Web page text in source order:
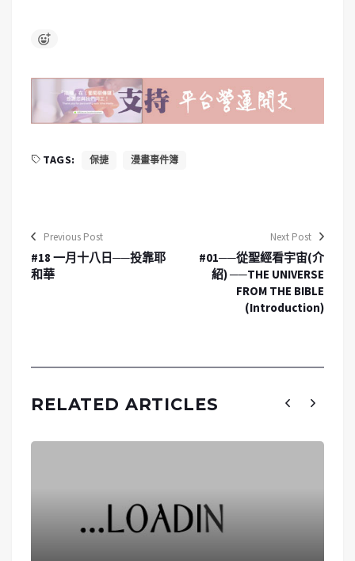
TAGS: 保捷 漫畫事件簿
Previous Post
#18 一月十八日──投靠耶
和華
Next Post
#01──從聖經看宇宙(介
紹) ──THE UNIVERSE
FROM THE BIBLE
(Introduction)
RELATED ARTICLES